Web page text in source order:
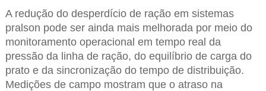
A redução do desperdício de ração em sistemas
pralson pode ser ainda mais melhorada por meio do
monitoramento operacional em tempo real da
pressão da linha de ração, do equilíbrio de carga do
prato e da sincronização do tempo de distribuição.
Medições de campo mostram que o atraso na